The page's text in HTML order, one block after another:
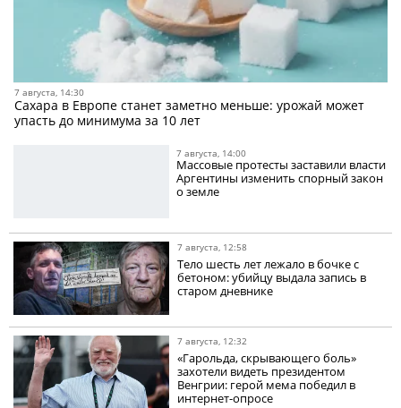
7 августа, 14:30
Сахара в Европе станет заметно меньше: урожай может
упасть до минимума за 10 лет
7 августа, 14:00
Массовые протесты заставили власти
Аргентины изменить спорный закон
о земле
7 августа, 12:58
Тело шесть лет лежало в бочке с
бетоном: убийцу выдала запись в
старом дневнике
7 августа, 12:32
«Гарольда, скрывающего боль»
захотели видеть президентом
Венгрии: герой мема победил в
интернет-опросе